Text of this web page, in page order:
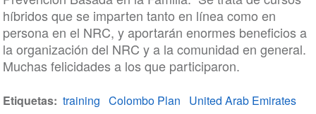
híbridos que se imparten tanto en línea como en
persona en el NRC, y aportarán enormes beneficios a
la organización del NRC y a la comunidad en general.
Muchas felicidades a los que participaron.
Etiquetas training Colombo Plan
United Arab Emirates